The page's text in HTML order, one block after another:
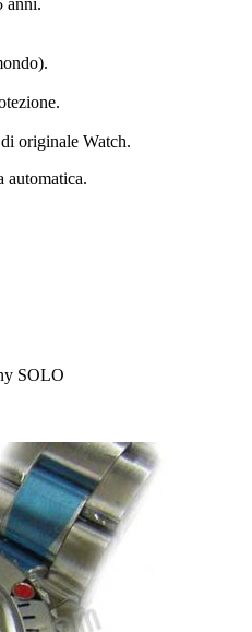
anni.
originale Watch.
automatica.
SOLO